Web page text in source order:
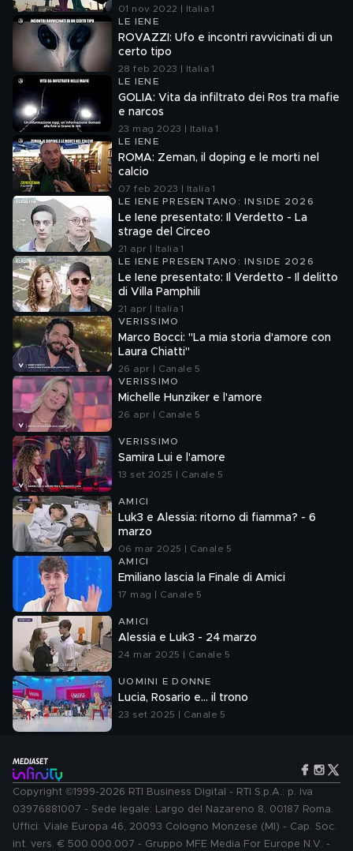
tre emergenze
01 nov 2022 | Italia 1
LE IENE
ROVAZZI: Ufo e incontri ravvicinati di un
certo tipo
28 feb 2023 | Italia 1
LE IENE
GOLIA: Vita da infiltrato dei Ros tra mafie
e narcos
23 mag 2023 | Italia 1
LE IENE
ROMA: Zeman, il doping e le morti nel
calcio
07 feb 2023 | Italia 1
LE IENE PRESENTANO: INSIDE 2026
Le Iene presentato: Il Verdetto - La
strage del Circeo
21 apr | Italia 1
LE IENE PRESENTANO: INSIDE 2026
Le Iene presentato: Il Verdetto - Il delitto
di Villa Pamphili
21 apr | Italia 1
VERISSIMO
Marco Bocci: "La mia storia d'amore con
Laura Chiatti"
26 apr | Canale 5
VERISSIMO
Michelle Hunziker e l'amore
26 apr | Canale 5
VERISSIMO
Samira Lui e l'amore
13 set 2025 | Canale 5
AMICI
Luk3 e Alessia: ritorno di fiamma? - 6
marzo
06 mar 2025 | Canale 5
AMICI
Emiliano lascia la Finale di Amici
17 mag | Canale 5
AMICI
Alessia e Luk3 - 24 marzo
24 mar 2025 | Canale 5
UOMINI E DONNE
Lucia, Rosario e... il trono
23 set 2025 | Canale 5
Copyright ©1999-2026 RTI Business Digital - RTI S.p.A.: p. iva
03976881007 - Sede legale: Largo del Nazareno 8, 00187 Roma.
Uffici: Viale Europa 46, 20093 Cologno Monzese (MI) - Cap. Soc.
int. vers. € 500.000.007 - Gruppo MFE Media For Europe N.V. -